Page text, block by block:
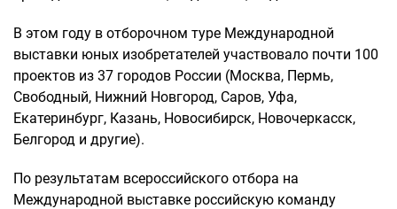
В этом году в отборочном туре Международной
выставки юных изобретателей участвовало почти 100
проектов из 37 городов России (Москва, Пермь,
Свободный, Нижний Новгород, Саров, Уфа,
Екатеринбург, Казань, Новосибирск, Новочеркасск,
Белгород и другие).
По результатам всероссийского отбора на
Международной выставке российскую команду